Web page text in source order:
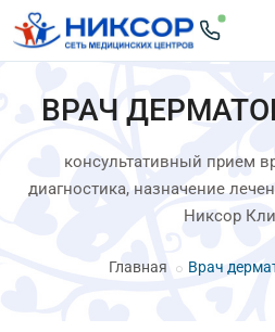
ВРАЧ
консультативный прием
диагностика, назначение
Никсор
Главная Врач